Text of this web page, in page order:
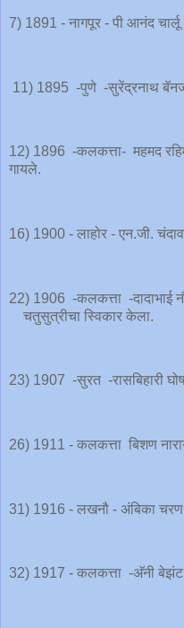
7) 1891 - नागपूर - पी आनंद चार्लू
11) 1895 -पुणे -सुरेंद्रनाथ
12) 1896 -कलकत्ता- महमद
गायले.
16) 1900 - लाहोर - एन.जी.
22) 1906 -कलकत्ता -दादाभाई
चतुसुत्रीचा स्विकार केला.
23) 1907 -सुरत -रासबिहारी
26) 1911 - कलकत्ता बिशण
31) 1916 - लखनौ - अंबिका
32) 1917 - कलकत्ता -अ‍ॅनी बेझंट